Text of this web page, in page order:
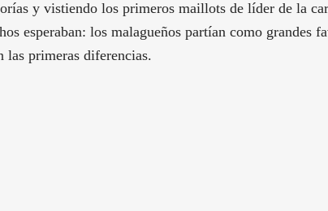
y vistiendo los primeros maillots de líder de la
esperaban: los malagueños partían como grandes
las primeras diferencias.